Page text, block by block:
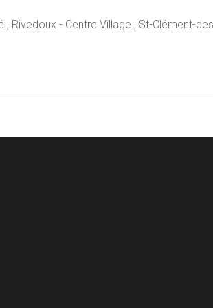
Rivedoux - Centre Village ; St-Clément-